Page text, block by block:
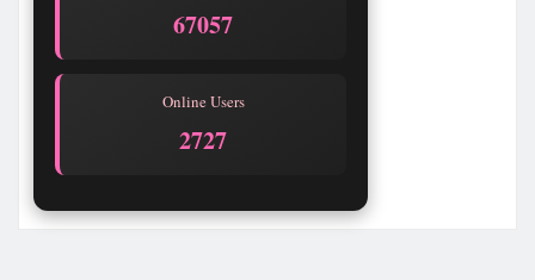
67057
Online Users
2727